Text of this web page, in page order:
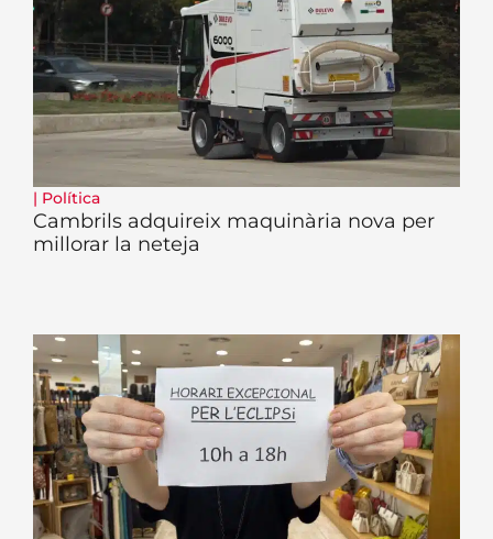
| Política
Cambrils adquireix maquinària nova per
millorar la neteja